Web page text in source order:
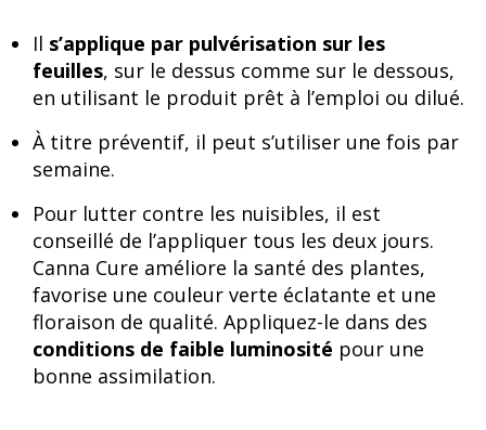
Il s’applique par pulvérisation sur les
feuilles, sur le dessus comme sur le dessous,
en utilisant le produit prêt à l’emploi ou dilué.
À titre préventif, il peut s’utiliser une fois par
semaine.
Pour lutter contre les nuisibles, il est
conseillé de l’appliquer tous les deux jours.
Canna Cure améliore la santé des plantes,
favorise une couleur verte éclatante et une
floraison de qualité. Appliquez-le dans des
conditions de faible luminosité pour une
bonne assimilation.